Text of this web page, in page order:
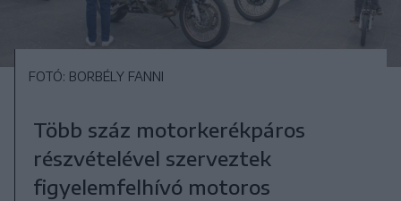
FOTÓ: BORBÉLY FANNI
Több száz motorkerékpáros
részvételével szerveztek
figyelemfelhívó motoros